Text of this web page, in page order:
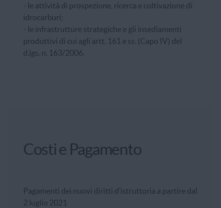
- le attività di prospezione, ricerca e coltivazione di
idrocarburi;
- le infrastrutture strategiche e gli insediamenti
produttivi di cui agli artt. 161 e ss. (Capo IV) del
d.lgs. n. 163/2006.
Costi e Pagamento
Pagamenti dei nuovi diritti d’istruttoria a partire dal
2 luglio 2021